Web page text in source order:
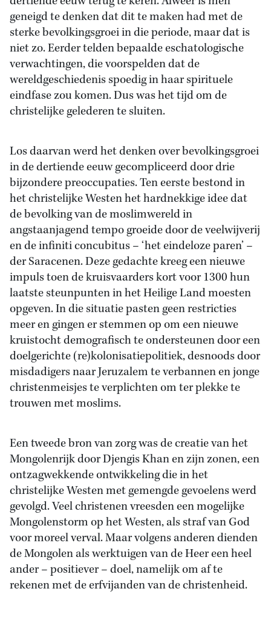
geneigd te denken dat dit te maken had met de
sterke bevolkingsgroei in die periode, maar dat is
niet zo. Eerder telden bepaalde eschatologische
verwachtingen, die voorspelden dat de
wereldgeschiedenis spoedig in haar spirituele
eindfase zou komen. Dus was het tijd om de
christelijke gelederen te sluiten.
Los daarvan werd het denken over bevolkingsgroei
in de dertiende eeuw gecompliceerd door drie
bijzondere preoccupaties. Ten eerste bestond in
het christelijke Westen het hardnekkige idee dat
de bevolking van de moslimwereld in
angstaanjagend tempo groeide door de veelwijverij
en de infiniti concubitus – ‘het eindeloze paren’ –
der Saracenen. Deze gedachte kreeg een nieuwe
impuls toen de kruisvaarders kort voor 1300 hun
laatste steunpunten in het Heilige Land moesten
opgeven. In die situatie pasten geen restricties
meer en gingen er stemmen op om een nieuwe
kruistocht demografisch te ondersteunen door een
doelgerichte (re)kolonisatiepolitiek, desnoods door
misdadigers naar Jeruzalem te verbannen en jonge
christenmeisjes te verplichten om ter plekke te
trouwen met moslims.
Een tweede bron van zorg was de creatie van het
Mongolenrijk door Djengis Khan en zijn zonen, een
ontzagwekkende ontwikkeling die in het
christelijke Westen met gemengde gevoelens werd
gevolgd. Veel christenen vreesden een mogelijke
Mongolenstorm op het Westen, als straf van God
voor moreel verval. Maar volgens anderen dienden
de Mongolen als werktuigen van de Heer een heel
ander – positiever – doel, namelijk om af te
rekenen met de erfvijanden van de christenheid.